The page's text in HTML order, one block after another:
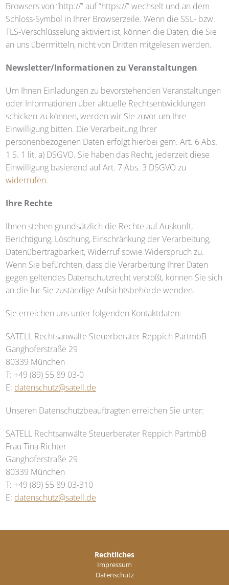
Browsers von “http://” auf “https://” wechselt und an dem
Schloss-Symbol in Ihrer Browserzeile. Wenn die SSL- bzw.
TLS-Verschlüsselung aktiviert ist, können die Daten, die Sie
an uns übermitteln, nicht von Dritten mitgelesen werden.
Newsletter/Informationen zu Veranstaltungen
Um Ihnen Einladungen zu bevorstehenden Veranstaltungen
oder Informationen über aktuelle Rechtsentwicklungen
schicken zu können, werden wir Sie zuvor um Ihre
Einwilligung bitten. Die Verarbeitung Ihrer
personenbezogenen Daten erfolgt hierbei gem. Art. 6 Abs.
1 S. 1 lit. a) DSGVO. Sie haben das Recht, jederzeit diese
Einwilligung basierend auf Art. 7 Abs. 3 DSGVO zu
widerrufen.
Ihre Rechte
Ihnen stehen grundsätzlich die Rechte auf Auskunft,
Berichtigung, Löschung, Einschränkung der Verarbeitung,
Datenübertragbarkeit, Widerruf sowie Widerspruch zu.
Wenn Sie befürchten, dass die Verarbeitung Ihrer Daten
gegen geltendes Datenschutzrecht verstößt, können Sie sich
an die für Sie zuständige Aufsichtsbehörde wenden.
Sie erreichen uns unter folgenden Kontaktdaten:
SATELL Rechtsanwälte Steuerberater Reppich PartmbB
Ganghoferstraße 29
80339 München
T: +49 (89) 55 89 03-0
E: datenschutz@satell.de
Unseren Datenschutzbeauftragten erreichen Sie unter:
SATELL Rechtsanwälte Steuerberater Reppich PartmbB
Frau Tina Richter
Ganghoferstraße 29
80339 München
T: +49 (89) 55 89 03-310
E: datenschutz@satell.de
Rechtliches
Impressum
Datenschutz